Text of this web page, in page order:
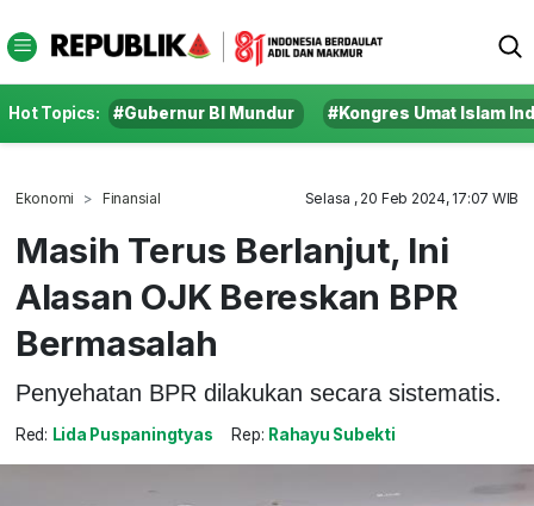
Hot Topics: #Gubernur BI Mundur #Kongres Umat Islam
Ekonomi Finansial Selasa , 20 Feb 2024, 17:07 WIB
Masih Terus Berlanjut, Ini
Alasan OJK Bereskan BPR
Bermasalah
Penyehatan BPR dilakukan secara sistematis.
Red: Lida Puspaningtyas Rep: Rahayu Subekti